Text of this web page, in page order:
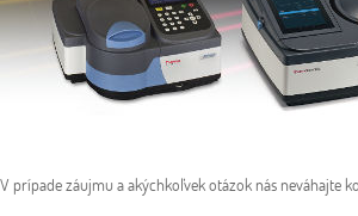
V prípade záujmu a akýchkoľvek otázok nás neváhajte